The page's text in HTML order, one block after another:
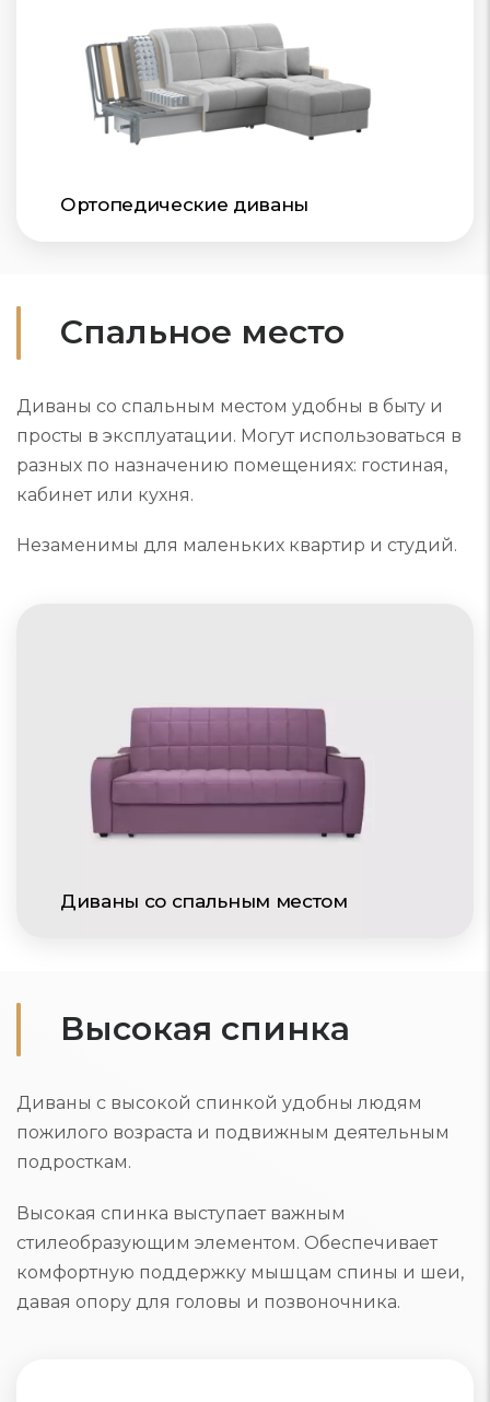
Ортопедические диваны
Диваны со спальным местом
Спальное место
Диваны со спальным местом удобны в быту и
просты в эксплуатации. Могут использоваться в
разных по назначению помещениях: гостиная,
кабинет или кухня.
Незаменимы для маленьких квартир и студий.
Высокая спинка
Диваны с высокой спинкой удобны людям
пожилого возраста и подвижным деятельным
подросткам.
Высокая спинка выступает важным
стилеобразующим элементом. Обеспечивает
комфортную поддержку мышцам спины и шеи,
давая опору для головы и позвоночника.